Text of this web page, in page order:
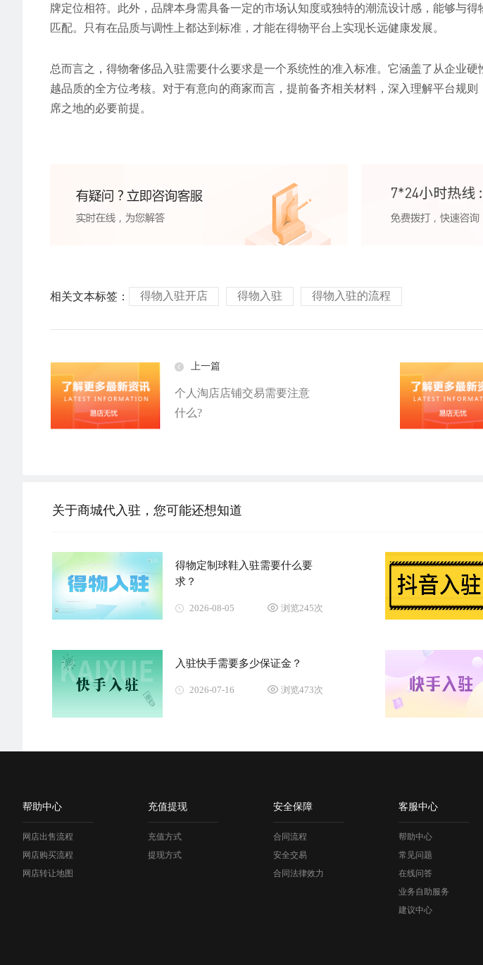
牌定位相符。此外，品牌本身需具备一定的市场认知度或独特的潮流设计感，能够与
匹配。只有在品质与调性上都达到标准，才能在得物平台上实现长远健康发展。
总而言之，得物奢侈品入驻需要什么要求是一个系统性的准入标准。它涵盖了从企业
越品质的全方位考核。对于有意向的商家而言，提前备齐相关材料，深入理解平台规
席之地的必要前提。
相关文本标签： 得物入驻开店 得物入驻 得物入驻的流程
上一篇
个人淘店店铺交易需要注意
什么?
关于商城代入驻，您可能还想知道
得物定制球鞋入驻需要什么要
求？
2026-08-05 浏览245次
入驻快手需要多少保证金？
2026-07-16 浏览473次
帮助中心
网店出售流程
网店购买流程
网店转让地图
充值提现
充值方式
提现方式
安全保障
合同流程
安全交易
合同法律效力
客服中心
帮助中心
常见问题
在线问答
业务自助服务
建议中心